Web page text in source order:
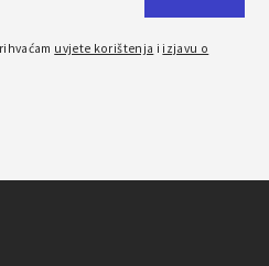
uvjete korištenja i izjavu o